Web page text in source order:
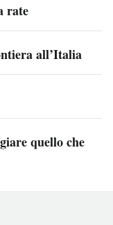
rate
all’Italia
quello che